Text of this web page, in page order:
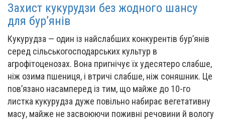
Захист кукурудзи без жодного шансу
для бур’янів
Кукурудза — один із найслабших конкурентів бур’янів
серед сільськогосподарських культур в
агрофітоценозах. Вона пригнічує їх удесятеро слабше,
ніж озима пшениця, і втричі слабше, ніж соняшник. Це
пов’язано насамперед із тим, що майже до 10-го
листка кукурудза дуже повільно набирає вегетативну
масу, майже не засвоюючи поживні речовини й вологу